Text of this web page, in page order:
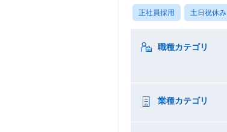
正社員採用 土日祝休み
職種カテゴリ
業種カテゴリ